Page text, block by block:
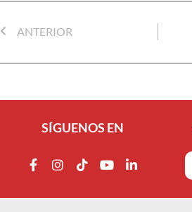
ANTERIOR
SÍGUENOS EN